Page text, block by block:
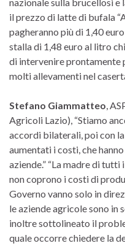
il prezzo di latte di bufala
pagheranno più di 1,40
stalla di 1,48 euro al litro
di intervenire prontamente
molti allevamenti nel
Stefano Giammatteo,
Agricoli Lazio), “Stiamo
accordi bilaterali, poi con
aumentati i costi, che
aziende.” “La madre di
non coprono i costi di
Governo vanno solo in
le aziende agricole sono in
inoltre sottolineato il
quale occorre chiedere la